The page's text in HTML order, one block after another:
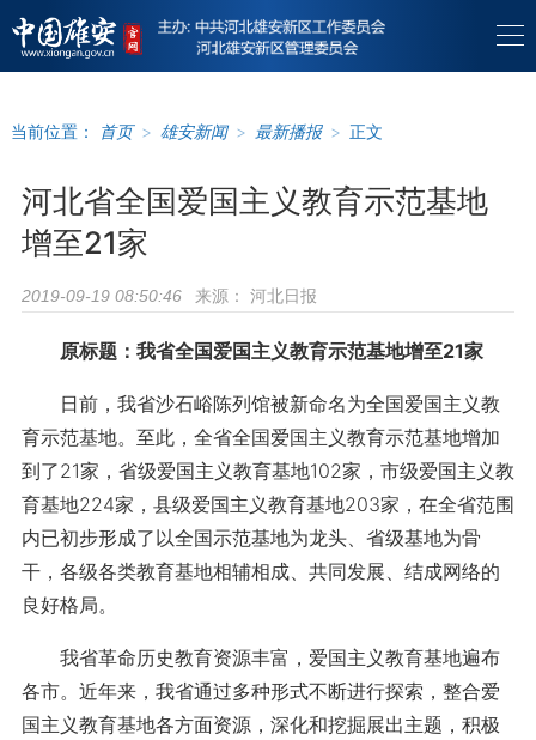
当前位置： 首页 > 雄安新闻 > 最新播报 > 正文
河北省全国爱国主义教育示范基地
增至21家
2019-09-19 08:50:46 来源： 河北日报
原标题：我省全国爱国主义教育示范基地增至21家
日前，我省沙石峪陈列馆被新命名为全国爱国主义教
育示范基地。至此，全省全国爱国主义教育示范基地增加
到了21家，省级爱国主义教育基地102家，市级爱国主义教
育基地224家，县级爱国主义教育基地203家，在全省范围
内已初步形成了以全国示范基地为龙头、省级基地为骨
干，各级各类教育基地相辅相成、共同发展、结成网络的
良好格局。
我省革命历史教育资源丰富，爱国主义教育基地遍布
各市。近年来，我省通过多种形式不断进行探索，整合爱
国主义教育基地各方面资源，深化和挖掘展出主题，积极